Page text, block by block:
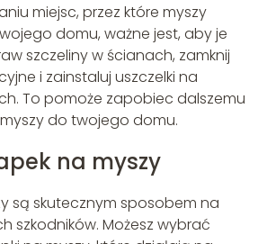
miejsc, przez które myszy
domu, ważne jest, aby je
szczeliny w ścianach, zamknij
i zainstaluj uszczelki na
To pomoże zapobiec dalszemu
do twojego domu.
na myszy
są skutecznym sposobem na
szkodników. Możesz wybrać